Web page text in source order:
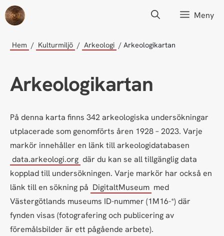
Hoppa
till
Meny
Hem Kulturmiljö Arkeologi Arkeologikartan
Arkeologikartan
På denna karta finns 342 arkeologiska undersökningar
utplacerade som genomförts åren 1928 – 2023. Varje
markör innehåller en länk till arkeologidatabasen
data.arkeologi.org där du kan se all tillgänglig data
kopplad till undersökningen. Varje markör har också en
länk till en sökning på DigitaltMuseum med
Västergötlands museums ID-nummer (1M16-*) där
fynden visas (fotografering och publicering av
föremålsbilder är ett pågående arbete).